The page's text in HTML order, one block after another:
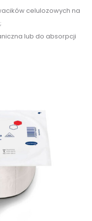
celulozowych na
lub do absorpcji